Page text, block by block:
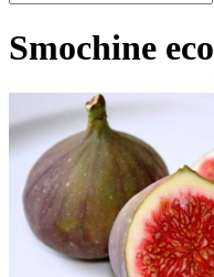
Smochine eco